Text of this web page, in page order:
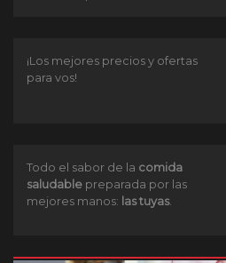
¡Los mejores precios y ofertas
para vos!
Todo el sabor de la comida
saludable preparada por las
mejores manos: las tuyas.